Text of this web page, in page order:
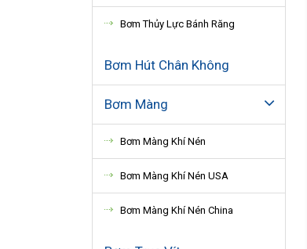
Bơm Thủy Lực Bánh Răng
Bơm Hút Chân Không
Bơm Màng
Bơm Màng Khí Nén
Bơm Màng Khí Nén USA
Bơm Màng Khí Nén China